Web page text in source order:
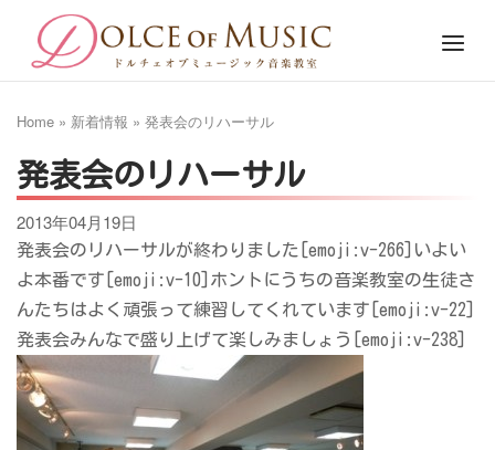
content
Home
Menu
Home » 新着情報 » 発表会のリハーサル
発表会のリハーサル
2013年04月19日
発表会のリハーサルが終わりました[emoji:v-266]いよい
よ本番です[emoji:v-10]ホントにうちの音楽教室の生徒さ
んたちはよく頑張って練習してくれています[emoji:v-22]
発表会みんなで盛り上げて楽しみましょう[emoji:v-238]